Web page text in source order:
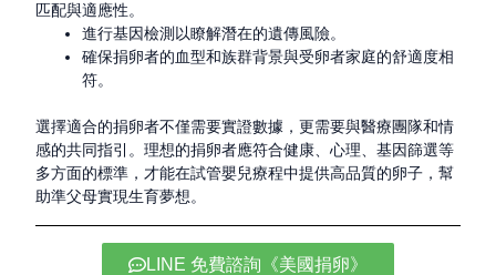
匹配與適應性。
進行基因檢測以瞭解潛在的遺傳風險。
確保捐卵者的血型和族群背景與受卵者家庭的舒適度相
符。
選擇適合的捐卵者不僅需要實證數據，更需要與醫療團隊和情
感的共同指引。理想的捐卵者應符合健康、心理、基因篩選等
多方面的標準，才能在試管嬰兒療程中提供高品質的卵子，幫
助準父母實現生育夢想。
LINE 免費諮詢《美國捐卵》